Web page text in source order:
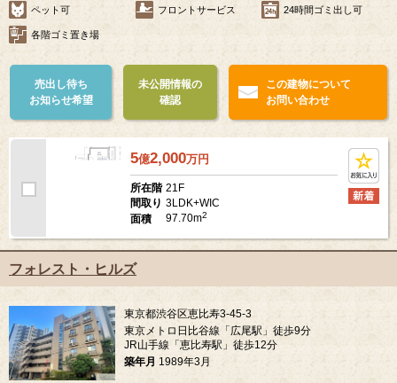
タワーマンション 大規模マンション
ペット可
各階ゴミ置き場
5億2,000
所在階
21F
面積
97.70m
フォレスト・ヒルズ
東京都渋谷区恵比寿3-45-3
東京メトロ日比谷線「広尾駅」徒歩9分
JR山手線「恵比寿駅」徒歩12分